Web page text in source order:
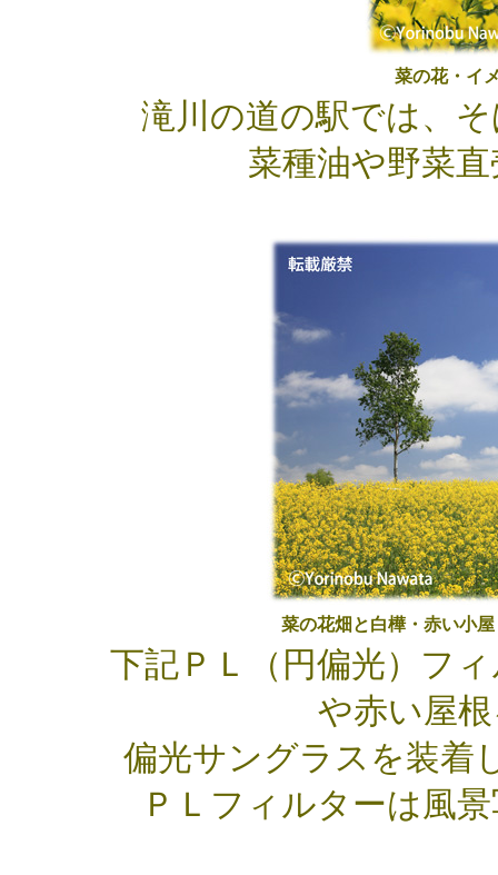
菜の花・イ
滝川の道の駅では、
菜種油や野菜
菜の花畑と白樺・赤い小屋
下記ＰＬ（円偏光）フ
や赤い屋
偏光サングラスを装着
ＰＬフィルターは風